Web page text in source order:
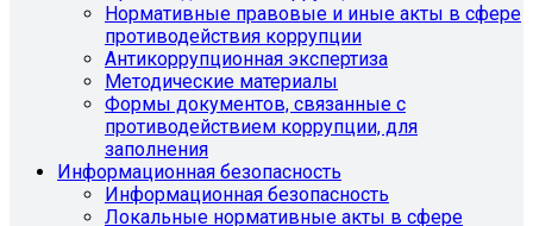
Нормативные правовые и иные акты в сфере
противодействия коррупции
Антикоррупционная экспертиза
Методические материалы
Формы документов, связанные с
противодействием коррупции, для
заполнения
Информационная безопасность
Информационная безопасность
Локальные нормативные акты в сфере